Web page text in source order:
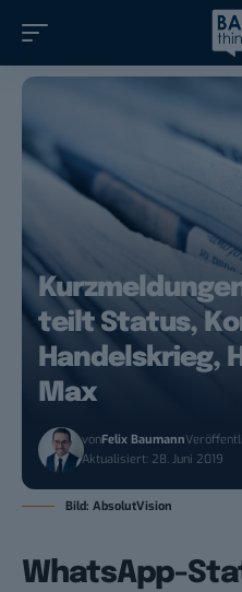
teilt Status,
Handelskrieg,
Max
vonFelix Baumann
Aktualisiert: 28. Juni 2019
Bild: AbsolutVision
WhatsApp-